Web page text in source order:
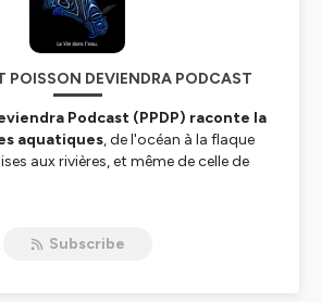
POISSON DEVIENDRA PODCAST
Podcast (PPDP) raconte la
aquatiques, de l'océan à la flaque
aux rivières, et même de celle de
des naturalistes passionnés.
Subscribe